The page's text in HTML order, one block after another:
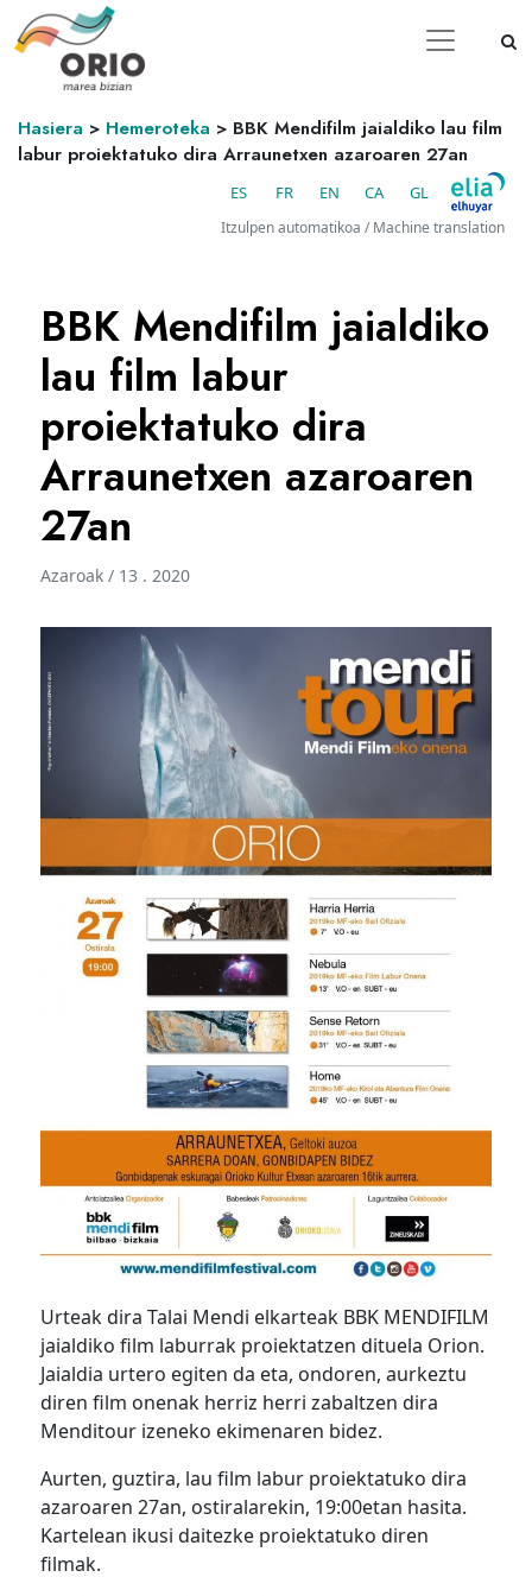
Hasiera > Hemeroteka > BBK Mendifilm jaialdiko lau film
labur proiektatuko dira Arraunetxen azaroaren 27an
ES FR EN CA GL
Itzulpen automatikoa / Machine translation
BBK Mendifilm jaialdiko
lau film labur
proiektatuko dira
Arraunetxen azaroaren
27an
Azaroak / 13 . 2020
Urteak dira Talai Mendi elkarteak BBK MENDIFILM
jaialdiko film laburrak proiektatzen dituela Orion.
Jaialdia urtero egiten da eta, ondoren, aurkeztu
diren film onenak herriz herri zabaltzen dira
Menditour izeneko ekimenaren bidez.
Aurten, guztira, lau film labur proiektatuko dira
azaroaren 27an, ostiralarekin, 19:00etan hasita.
Kartelean ikusi daitezke proiektatuko diren
filmak.